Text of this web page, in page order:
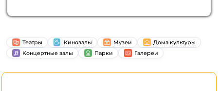
Театры Кинозалы Музеи
Дома культуры
Концертные залы
Парки Галереи